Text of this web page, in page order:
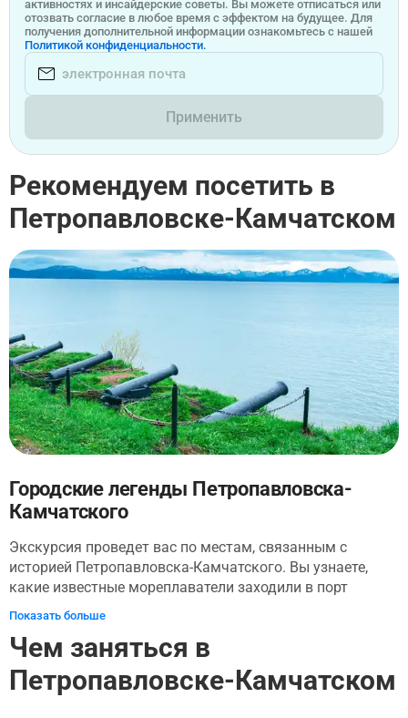
активностях и инсайдерские советы. Вы можете отписаться или
отозвать согласие в любое время с эффектом на будущее. Для
получения дополнительной информации ознакомьтесь с нашей
Политикой конфиденциальности.
Применить
Рекомендуем посетить в
Петропавловске-Камчатском
Городские легенды Петропавловска-
Камчатского
Экскурсия проведет вас по местам, связанным с
историей Петропавловска-Камчатского. Вы узнаете,
какие известные мореплаватели заходили в порт
города, когда исследовали новые земли, чем
роль сыграл город во времена Великой Отечественной
войны. Вы заберетесь на Никольскую сопку и
прогуляетесь по берегу Авачинской бухты. Мы покажем
Показать больше
Чем заняться в
Петропавловске-Камчатском